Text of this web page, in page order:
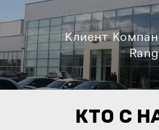
Клиент
КТО С